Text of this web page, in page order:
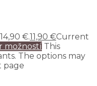
€.11,90 €Current
možností This
The options may
page